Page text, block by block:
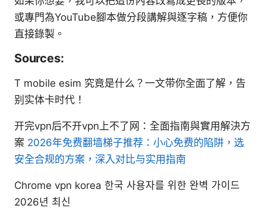
或專門為YouTube腳本做分段講解與逐字稿，方便你
直接錄製。
Sources:
T mobile esim 究竟是什么？一文带你全面了解，告
别实体卡时代！
开完vpn后不开vpn上不了网：全面指南與實用解決方
案 2026年免费翻墙梯子推荐：小心免费的陷阱，选
安全合规的方案，深入对比与实用指南
Chrome vpn korea 한국 사용자를 위한 완벽 가이드
2026년 최신